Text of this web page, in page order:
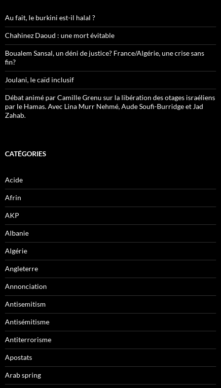
Au fait, le burkini est-il halal ?
Chahinez Daoud : une mort évitable
Boualem Sansal, un déni de justice? France/Algérie, une crise sans
fin?
Joulani, le caïd inclusif
Débat animé par Camille Grenu sur la libération des otages israéliens
par le Hamas. Avec Lina Murr Nehmé, Aude Soufi-Burridge et Jad
Zahab.
CATÉGORIES
Acide
Afrin
AKP
Albanie
Algérie
Angleterre
Annonciation
Antisemitism
Antisémitisme
Antiterrorisme
Apostats
Arab spring